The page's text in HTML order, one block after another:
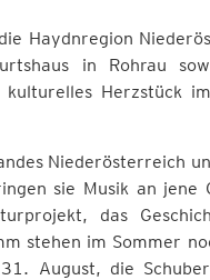
Haydnregion
in Rohrau
Herzstück
Niederösterreich
sie Musik an jene
das
stehen im Sommer
August, die